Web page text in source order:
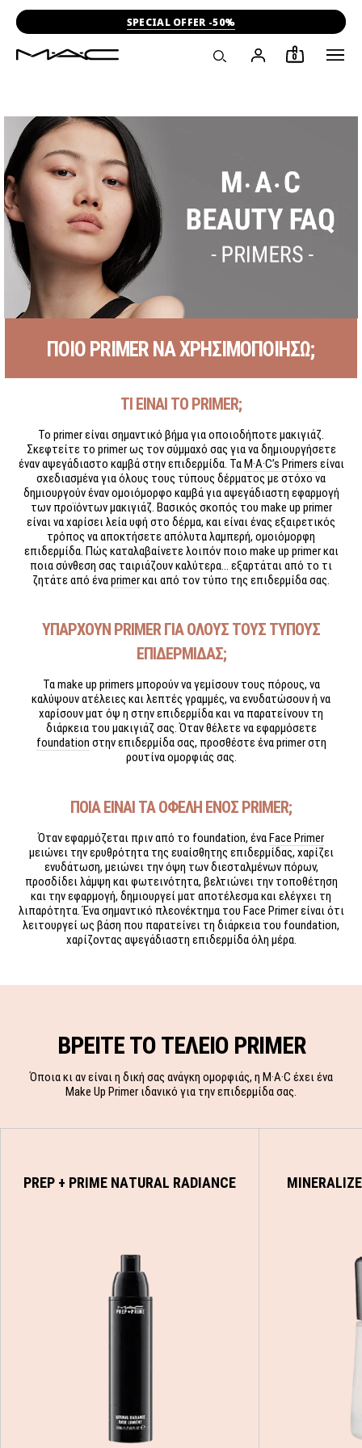
SPECIAL OFFER -50%
0
ΠΟΙΟ PRIMER ΝΑ ΧΡΗΣΙΜΟΠΟΙΗΣΩ;
ΤΙ ΕΙΝΑΙ ΤΟ PRIMER;
Το primer είναι σημαντικό βήμα για οποιοδήποτε μακιγιάζ.
Σκεφτείτε το primer ως τον σύμμαχό σας για να δημιουργήσετε
έναν αψεγάδιαστο καμβά στην επιδερμίδα. ΤαM·A·C’s Primers είναι
σχεδιασμένα για όλους τους τύπους δέρματος με στόχο να
δημιουργούν έναν ομοιόμορφο καμβά για αψεγάδιαστη εφαρμογή
των προϊόντων μακιγιάζ. Βασικός σκοπός του make up primer
είναι να χαρίσει λεία υφή στο δέρμα, και είναι ένας εξαιρετικός
τρόπος να αποκτήσετε απόλυτα λαμπερή, ομοιόμορφη
επιδερμίδα. Πώς καταλαβαίνετε λοιπόν ποιο make up primer και
ποια σύνθεση σας ταιριάζουν καλύτερα... εξαρτάται από το τι
ζητάτε από έναprimerκαι από τον τύπο της επιδερμίδα σας.
ΥΠΑΡΧΟΥΝ PRIMER ΓΙΑ ΟΛΟΥΣ ΤΟΥΣ ΤΥΠΟΥΣ
ΕΠΙΔΕΡΜΙΔΑΣ;
Τα make up primers μπορούν να γεμίσουν τους πόρους, να
καλύψουν ατέλειες και λεπτές γραμμές, να ενυδατώσουν ή να
χαρίσουν ματ όψ η στην επιδερμίδα και να παρατείνουν τη
διάρκεια του μακιγιάζ σας. Όταν θέλετε να εφαρμόσετε
foundation στην επιδερμίδα σας, προσθέστε ένα primer στη
ρουτίνα ομορφιάς σας.
ΠΟΙΑ ΕΙΝΑΙ ΤΑ ΟΦΕΛΗ ΕΝΟΣ PRIMER;
Όταν εφαρμόζεται πριν από το foundation, έναFace Primer
μειώνει την ερυθρότητα της ευαίσθητης επιδερμίδας, χαρίζει
ενυδάτωση, μειώνει την όψη των διεσταλμένων πόρων,
προσδίδει λάμψη και φωτεινότητα, βελτιώνει την τοποθέτηση
και την εφαρμογή, δημιουργεί ματ αποτέλεσμα και ελέγχει τη
λιπαρότητα. Ένα σημαντικό πλεονέκτημα του Face Primer είναι ότι
λειτουργεί ως βάση που παρατείνει τη διάρκεια του foundation,
χαρίζοντας αψεγάδιαστη επιδερμίδα όλη μέρα.
ΒΡΕΙΤΕ ΤΟ ΤΕΛΕΙΟ PRIMER
Όποια κι αν είναι η δική σας ανάγκη ομορφιάς, η M·A·C έχει ένα
Make Up Primer ιδανικό για την επιδερμίδα σας.
PREP + PRIME NATURAL RADIANCE